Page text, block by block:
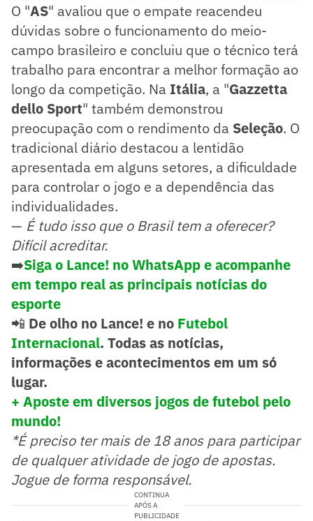
O "AS" avaliou que o empate reacendeu
dúvidas sobre o funcionamento do meio-
campo brasileiro e concluiu que o técnico terá
trabalho para encontrar a melhor formação ao
longo da competição. Na Itália, a "Gazzetta
dello Sport" também demonstrou
preocupação com o rendimento da Seleção. O
tradicional diário destacou a lentidão
apresentada em alguns setores, a dificuldade
para controlar o jogo e a dependência das
individualidades.
— É tudo isso que o Brasil tem a oferecer?
Difícil acreditar.
➡️Siga o Lance! no WhatsApp e acompanhe
em tempo real as principais notícias do
esporte
📲 De olho no Lance! e no Futebol
Internacional. Todas as notícias,
informações e acontecimentos em um só
lugar.
+ Aposte em diversos jogos de futebol pelo
mundo!
*É preciso ter mais de 18 anos para participar
de qualquer atividade de jogo de apostas.
Jogue de forma responsável.
CONTINUA
APÓS A
PUBLICIDADE